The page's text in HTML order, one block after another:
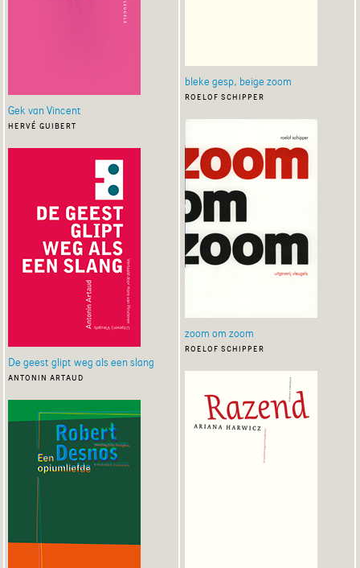
Gek van Vincent
hervé guibert
De geest glipt weg als een slang
antonin artaud
bleke gesp, beige zoom
roelof schipper
zoom om zoom
roelof schipper